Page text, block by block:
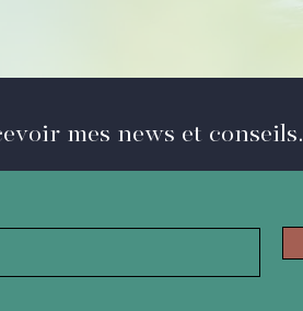
mes news et conseils.